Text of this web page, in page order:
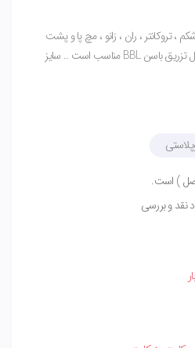
، تروکانتر ، ران ، زانو ، مچ پا و پشت
توصیه می شود. همچنین برای عمل تزریق باسن BBL مناسب است .. سایز
) است.